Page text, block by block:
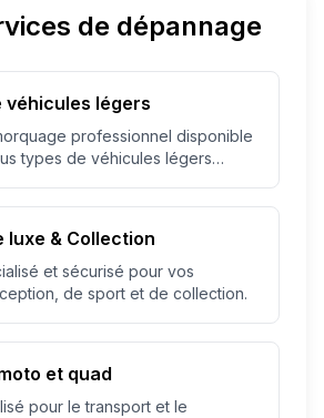
de dépannage
véhicules légers
professionnel disponible
types de véhicules légers
luxe & Collection
et sécurisé pour vos
de sport et de collection.
et quad
pour le transport et le